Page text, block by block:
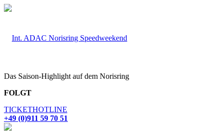
Das Saison-Highlight auf dem Norisring
FOLGT
TICKETHOTLINE
+49 (0)911 59 70 51